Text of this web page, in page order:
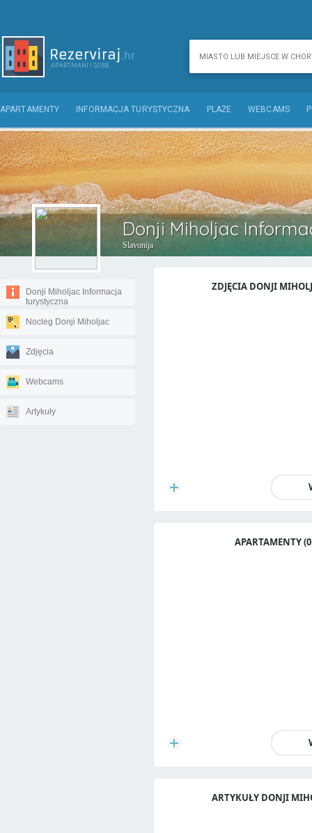
APARTAMENTY INFORMACJA TURYSTYCZNA PLAŻE WEBCAMS
Donji Miholjac
Slavonija
Donji Miholjac Informacja
turystyczna
Nocleg Donji Miholjac
Zdjęcia
Webcams
Artykuły
ZDJĘCIA DONJI
APARTAMENTY
ARTYKUŁY DONJI